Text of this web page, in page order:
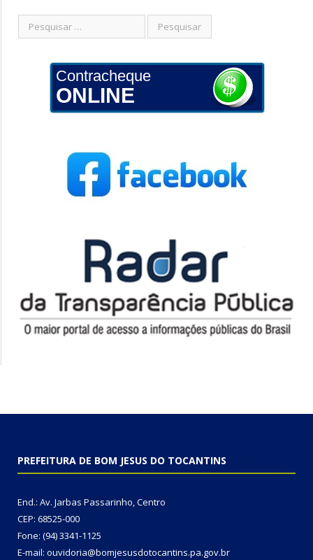
Contracheque
ONLINE
PREFEITURA DE BOM JESUS DO TOCANTINS
End.: Av. Jarbas Passarinho, Centro
CEP: 68525-000
Fone: (94) 3341-1125
E-mail: ouvidoria@bomjesusdotocantins.pa.gov.br